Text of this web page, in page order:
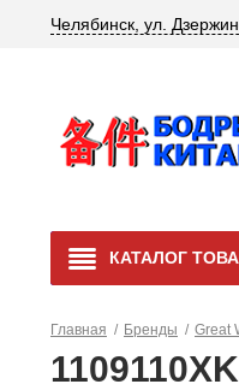
Челябинск, ул.
КАТАЛОГ
Главная / Бренды / Great